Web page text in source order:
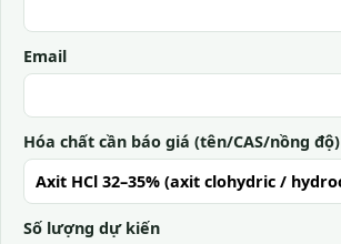
Email
Hóa chất cần báo giá (tên/CAS/nồng độ)
Số lượng dự kiến